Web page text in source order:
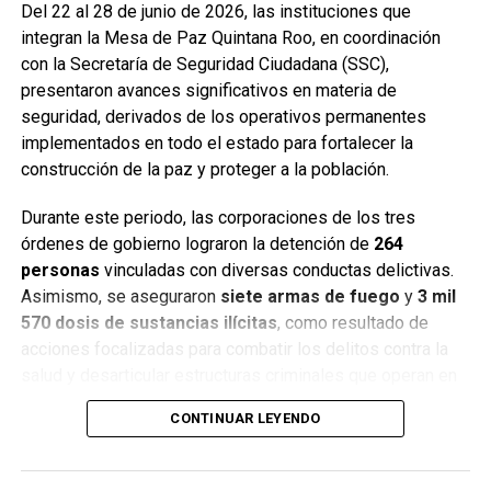
Del 22 al 28 de junio de 2026, las instituciones que
integran la Mesa de Paz Quintana Roo, en coordinación
con la Secretaría de Seguridad Ciudadana (SSC),
presentaron avances significativos en materia de
seguridad, derivados de los operativos permanentes
implementados en todo el estado para fortalecer la
construcción de la paz y proteger a la población.
Durante este periodo, las corporaciones de los tres
órdenes de gobierno lograron la detención de 264
personas vinculadas con diversas conductas delictivas.
Asimismo, se aseguraron siete armas de fuego y 3 mil
570 dosis de sustancias ilícitas, como resultado de
acciones focalizadas para combatir los delitos contra la
distintos municipios.
CONTINUAR LEYENDO